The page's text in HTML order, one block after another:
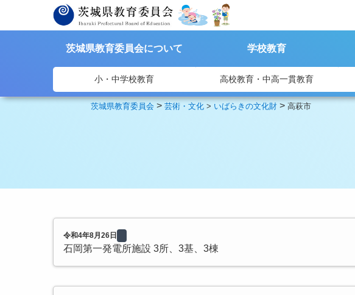
茨城県教育委員会について 学校教育
小・中学校教育 高校教育・中高一貫教育
茨城県教育委員会 >芸術・文化 > いばらきの文化財 >高萩市
令和4年8月26日
石岡第一発電所施設 3所、3基、3棟